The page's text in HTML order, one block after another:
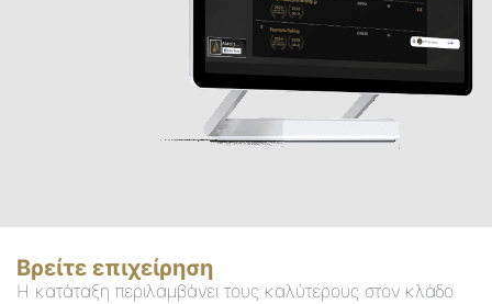
Βρείτε επιχείρηση
Η κατάταξη περιλαμβάνει τους καλύτερους στον κλάδο